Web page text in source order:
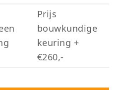
Prijs
bouwkundige
keuring +
€260,-